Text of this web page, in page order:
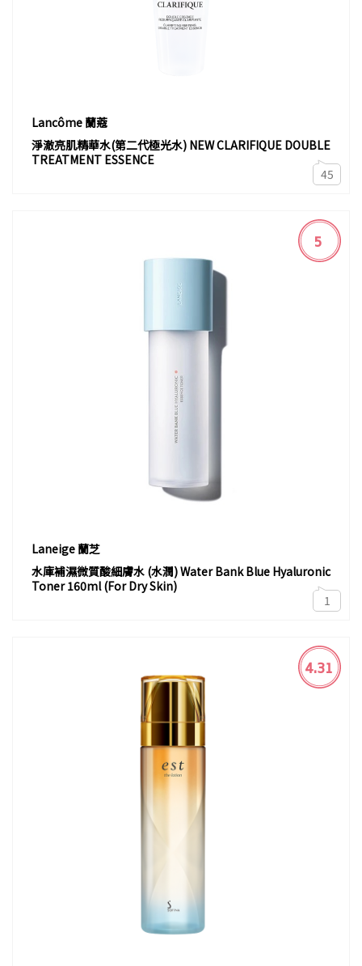
Lancôme 蘭蔻
淨澈亮肌精華水(第二代極光水) NEW CLARIFIQUE DOUBLE
TREATMENT ESSENCE
45
Laneige 蘭芝
水庫補濕微質酸細膚水 (水潤) Water Bank Blue Hyaluronic
Toner 160ml (For Dry Skin)
5
1
4.31